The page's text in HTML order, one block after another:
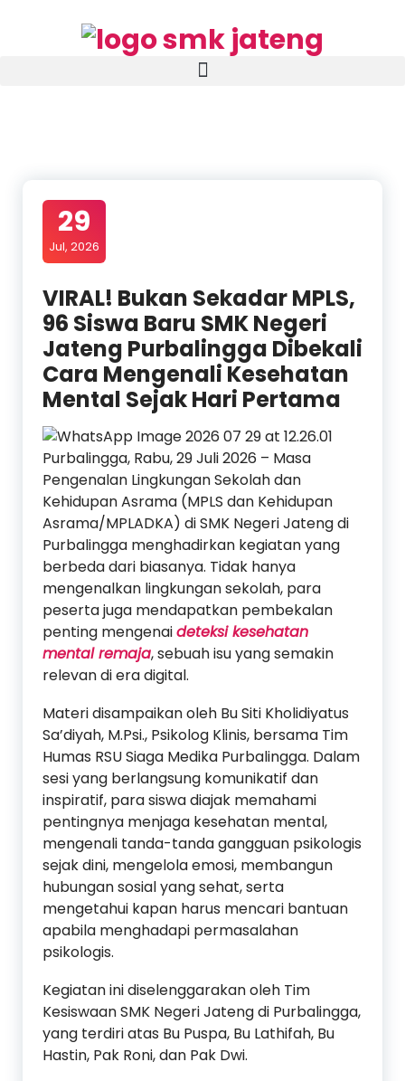
29
Jul, 2026
VIRAL! Bukan Sekadar MPLS,
96 Siswa Baru SMK Negeri
Jateng Purbalingga Dibekali
Cara Mengenali Kesehatan
Mental Sejak Hari Pertama
Purbalingga, Rabu, 29 Juli 2026 – Masa
Pengenalan Lingkungan Sekolah dan
Kehidupan Asrama (MPLS dan Kehidupan
Asrama/MPLADKA) di SMK Negeri Jateng di
Purbalingga menghadirkan kegiatan yang
berbeda dari biasanya. Tidak hanya
mengenalkan lingkungan sekolah, para
peserta juga mendapatkan pembekalan
penting mengenaideteksi kesehatan
mental remaja, sebuah isu yang semakin
relevan di era digital.
Materi disampaikan oleh Bu Siti Kholidiyatus
Sa’diyah, M.Psi., Psikolog Klinis, bersama Tim
Humas RSU Siaga Medika Purbalingga. Dalam
sesi yang berlangsung komunikatif dan
inspiratif, para siswa diajak memahami
pentingnya menjaga kesehatan mental,
mengenali tanda-tanda gangguan psikologis
sejak dini, mengelola emosi, membangun
hubungan sosial yang sehat, serta
mengetahui kapan harus mencari bantuan
apabila menghadapi permasalahan
psikologis.
Kegiatan ini diselenggarakan oleh Tim
Kesiswaan SMK Negeri Jateng di Purbalingga,
yang terdiri atas Bu Puspa, Bu Lathifah, Bu
Hastin, Pak Roni, dan Pak Dwi.